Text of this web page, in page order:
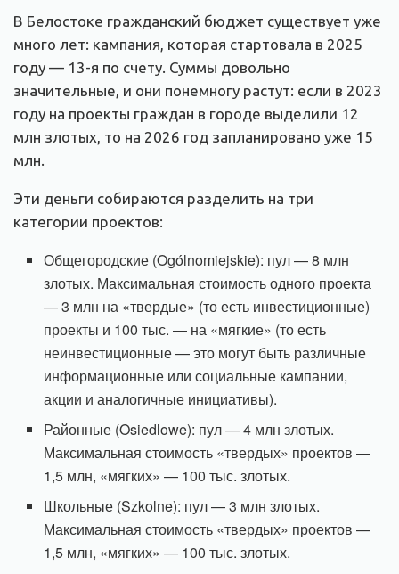
В Белостоке гражданский бюджет существует уже
много лет: кампания, которая стартовала в 2025
году — 13-я по счету. Суммы довольно
значительные, и они понемногу растут: если в 2023
году на проекты граждан в городе выделили 12
млн злотых, то на 2026 год запланировано уже 15
млн.
Эти деньги собираются разделить на три
категории проектов:
Общегородские (Ogólnomiejskie): пул — 8 млн
злотых. Максимальная стоимость одного проекта
— 3 млн на «твердые» (то есть инвестиционные)
проекты и 100 тыс. — на «мягкие» (то есть
неинвестиционные — это могут быть различные
информационные или социальные кампании,
акции и аналогичные инициативы).
Районные (Osiedlowe): пул — 4 млн злотых.
Максимальная стоимость «твердых» проектов —
1,5 млн, «мягких» — 100 тыс. злотых.
Школьные (Szkolne): пул — 3 млн злотых.
Максимальная стоимость «твердых» проектов —
1,5 млн, «мягких» — 100 тыс. злотых.